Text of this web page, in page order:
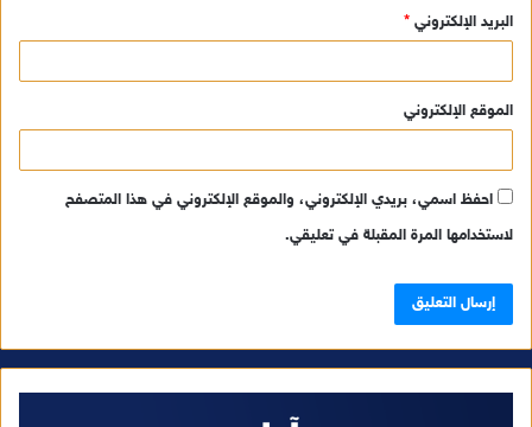
البريد الإلكتروني *
الموقع الإلكتروني
احفظ اسمي، بريدي الإلكتروني، والموقع الإلكتروني في هذا المتصفح
لاستخدامها المرة المقبلة في تعليقي.